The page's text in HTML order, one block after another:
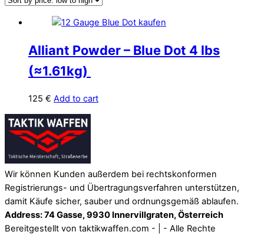
Alliant Powder – Blue Dot 4 lbs
(≈1.61kg)
125 € Add to cart
Back
To
Wir können Kunden außerdem bei rechtskonformen
Registrierungs- und Übertragungsverfahren unterstützen,
damit Käufe sicher, sauber und ordnungsgemäß ablaufen.
Address: 74 Gasse, 9930 Innervillgraten, Österreich
Bereitgestellt von taktikwaffen.com - | - Alle Rechte